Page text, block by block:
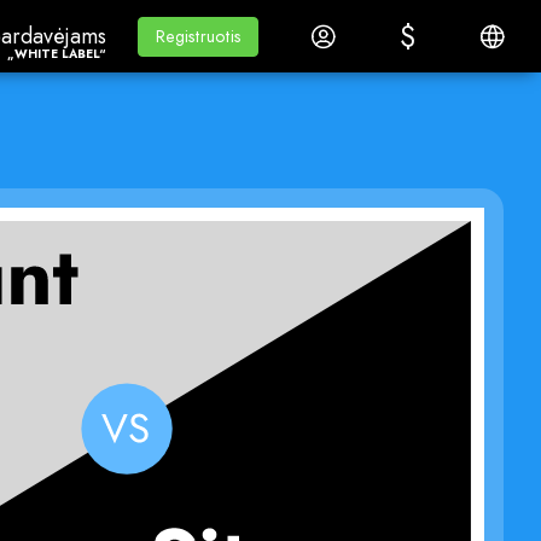
Label“
„WHITE LABEL“
Mokymasis
Mokymasis
Registruotis
Registruotis Prisijungti $
$ Lietuvių